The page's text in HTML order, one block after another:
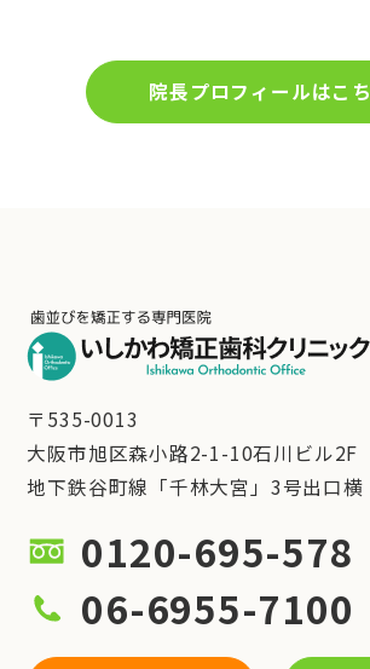
院長プロフィールはこ
〒535-0013
大阪市旭区森小路2-1-10石川ビル2F
地下鉄谷町線「千林大宮」3号出口横
0120-695-578
06-6955-7100